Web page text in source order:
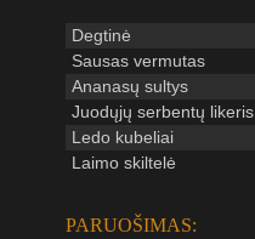
Degtinė
Sausas vermutas
Ananasų sultys
Juodųjų serbentų likeris
Ledo kubeliai
Laimo skiltelė
PARUOŠIMAS: